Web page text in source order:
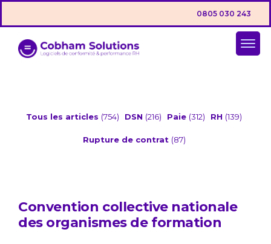
0805 030 243
Tous les articles (754) DSN (216) Paie (312) RH (139)
Rupture de contrat (87)
Convention collective nationale
des organismes de formation